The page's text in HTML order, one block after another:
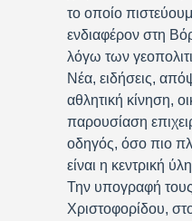
το οποίο
ενδιαφέρον στη
λόγω των
Νέα, ειδήσεις,
αθλητική κίνηση,
παρουσίαση
οδηγός, όσο πιο
είναι η κεντρική
Την υπογραφή
Χριστοφορίδου,